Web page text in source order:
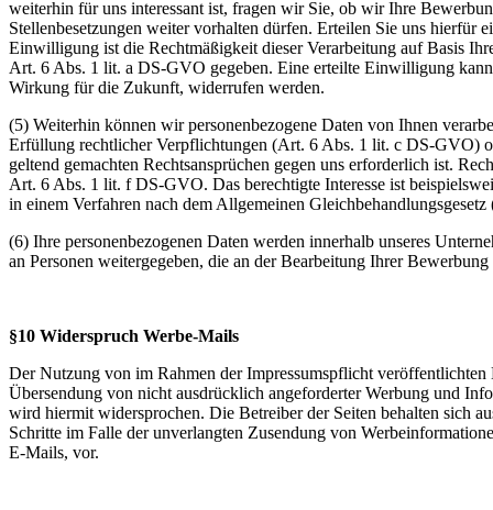
weiterhin für uns interessant ist, fragen wir Sie, ob wir Ihre
Stellenbesetzungen weiter vorhalten dürfen. Erteilen Sie uns hierfür
Einwilligung ist die Rechtmäßigkeit dieser Verarbeitung auf Basis
Art. 6 Abs. 1 lit. a DS-GVO gegeben. Eine erteilte Einwilligung
Wirkung für die Zukunft, widerrufen werden.
(5) Weiterhin können wir personenbezogene Daten von Ihnen
Erfüllung rechtlicher Verpflichtungen (Art. 6 Abs. 1 lit. c DS-GVO)
geltend gemachten Rechtsansprüchen gegen uns erforderlich ist.
Art. 6 Abs. 1 lit. f DS-GVO. Das berechtigte Interesse ist
in einem Verfahren nach dem Allgemeinen
(6) Ihre personenbezogenen Daten werden innerhalb unseres
an Personen weitergegeben, die an der Bearbeitung Ihrer
§10 Widerspruch Werbe-Mails
Der Nutzung von im Rahmen der Impressumspflicht veröffentlichten
Übersendung von nicht ausdrücklich angeforderter Werbung und
wird hiermit widersprochen. Die Betreiber der Seiten behalten sich
Schritte im Falle der unverlangten Zusendung von
E-Mails, vor.